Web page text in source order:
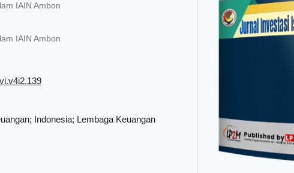
IAIN Ambon
IAIN Ambon
Indonesia; Lembaga Keuangan